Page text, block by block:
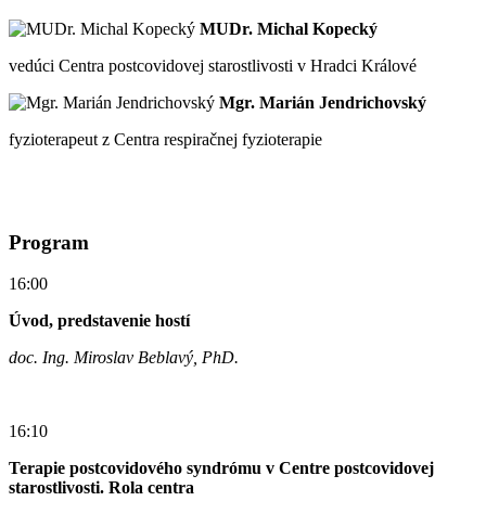
MUDr. Michal Kopecký
vedúci Centra postcovidovej starostlivosti v Hradci Králové
Mgr. Marián Jendrichovský
fyzioterapeut z Centra respiračnej fyzioterapie
Program
16:00
Úvod, predstavenie hostí
doc. Ing. Miroslav Beblavý, PhD.
16:10
Terapie postcovidového syndrómu v Centre postcovidovej
starostlivosti. Rola centra